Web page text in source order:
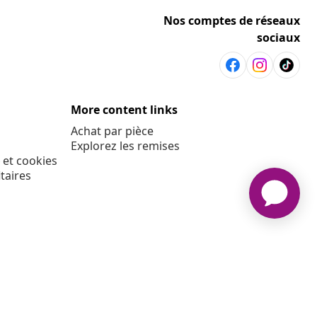
Nos comptes de réseaux
sociaux
cookies
More content links
Achat par pièce
Explorez les remises